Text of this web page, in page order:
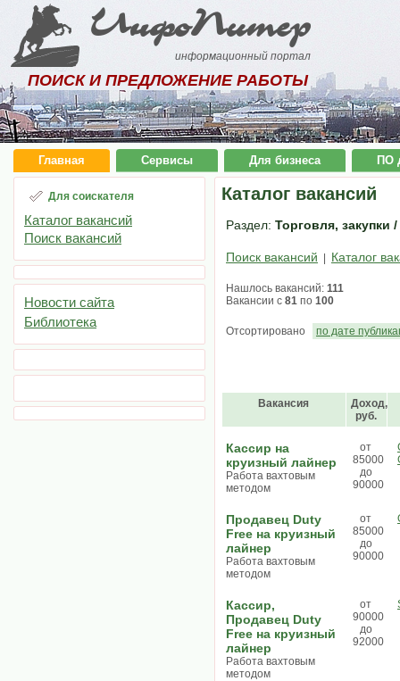
ИнфоПитер
информационный портал
ПОИСК И ПРЕДЛОЖЕНИЕ РАБОТЫ
Главная Сервисы Для бизнеса ПО
Для соискателя
Каталог вакансий
Поиск вакансий
Новости сайта
Библиотека
Каталог вакансий
Раздел: Торговля, закупки
Поиск вакансий Каталог
Нашлось вакансий: 111
Вакансии с 81 по 100
Отсортировано по дате
Вакансия
Доход,
руб.
Кассир на
круизный лайнер
Работа вахтовым
методом
от
85000
до
90000
Продавец Duty
Free на круизный
лайнер
Работа вахтовым
методом
от
85000
до
90000
Кассир,
Продавец Duty
Free на круизный
лайнер
Работа вахтовым
методом
от
90000
до
92000